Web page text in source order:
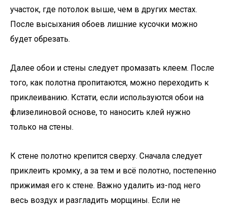
участок, где потолок выше, чем в других местах.
После высыхания обоев лишние кусочки можно
будет обрезать.
Далее обои и стены следует промазать клеем. После
того, как полотна пропитаются, можно переходить к
приклеиванию. Кстати, если используются обои на
флизелиновой основе, то наносить клей нужно
только на стены.
К стене полотно крепится сверху. Сначала следует
приклеить кромку, а за тем и всё полотно, постепенно
прижимая его к стене. Важно удалить из-под него
весь воздух и разгладить морщины. Если не